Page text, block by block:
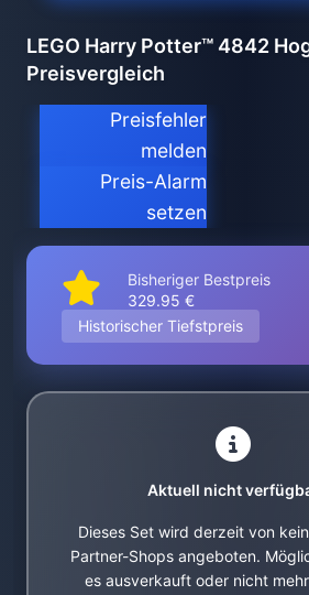
LEGO Harry Potter™ 4842
Preisvergleich
Preisfehler
melden
Preis-Alarm
setzen
Bisheriger Bestpreis
329.95 €
Historischer Tiefstpreis
Aktuell nicht
Dieses Set wird derzeit von
Partner-Shops angeboten.
es ausverkauft oder nicht